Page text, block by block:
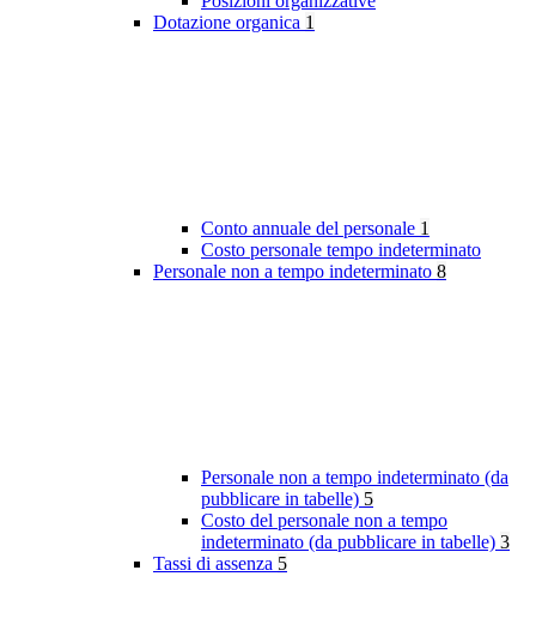
Dotazione organica 1
Conto annuale del personale 1
Costo personale tempo indeterminato
Personale non a tempo indeterminato 8
Personale non a tempo indeterminato (da
pubblicare in tabelle) 5
Costo del personale non a tempo
indeterminato (da pubblicare in tabelle) 3
Tassi di assenza 5